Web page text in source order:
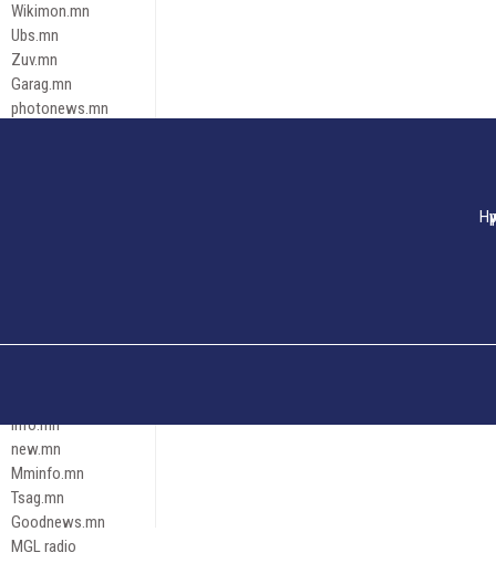
Wikimon.mn
Ubs.mn
Zuv.mn
Garag.mn
photonews.mn
Эрх зүй
info.mn
new.mn
Mminfo.mn
Tsag.mn
Goodnews.mn
MGL radio